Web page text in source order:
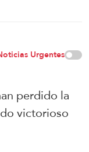
Urgentes
perdido la
victorioso